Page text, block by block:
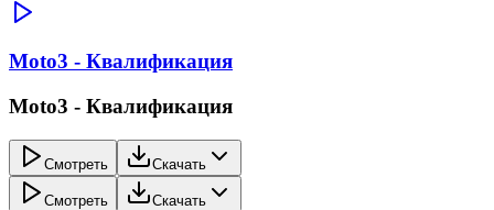
Moto3 - Квалификация
Moto3 - Квалификация
Смотреть Скачать
Смотреть Скачать